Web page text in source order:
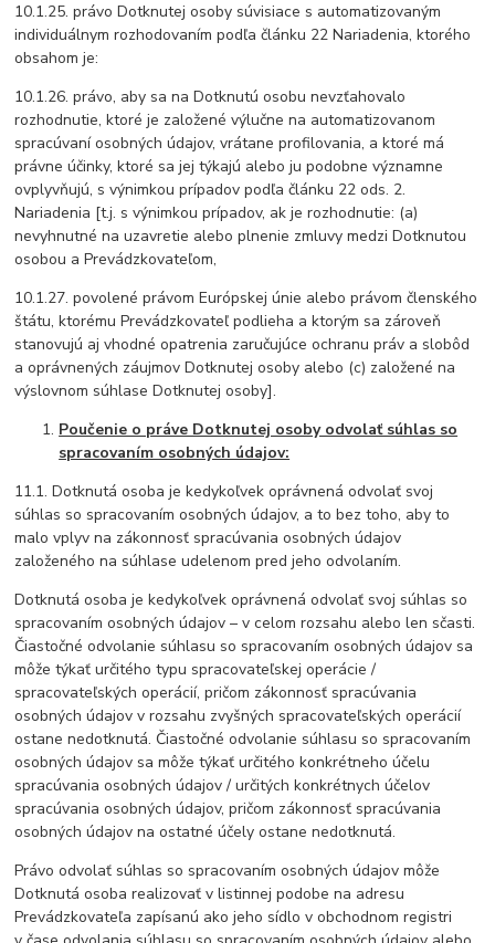
10.1.25. právo Dotknutej osoby súvisiace s automatizovaným
individuálnym rozhodovaním podľa článku 22 Nariadenia, ktorého
obsahom je:
10.1.26. právo, aby sa na Dotknutú osobu nevzťahovalo
rozhodnutie, ktoré je založené výlučne na automatizovanom
spracúvaní osobných údajov, vrátane profilovania, a ktoré má
právne účinky, ktoré sa jej týkajú alebo ju podobne významne
ovplyvňujú, s výnimkou prípadov podľa článku 22 ods. 2.
Nariadenia [t.j. s výnimkou prípadov, ak je rozhodnutie: (a)
nevyhnutné na uzavretie alebo plnenie zmluvy medzi Dotknutou
osobou a Prevádzkovateľom,
10.1.27. povolené právom Európskej únie alebo právom členského
štátu, ktorému Prevádzkovateľ podlieha a ktorým sa zároveň
stanovujú aj vhodné opatrenia zaručujúce ochranu práv a slobôd
a oprávnených záujmov Dotknutej osoby alebo (c) založené na
výslovnom súhlase Dotknutej osoby].
Poučenie o práve Dotknutej osoby odvolať súhlas so
spracovaním osobných údajov:
11.1. Dotknutá osoba je kedykoľvek oprávnená odvolať svoj
súhlas so spracovaním osobných údajov, a to bez toho, aby to
malo vplyv na zákonnosť spracúvania osobných údajov
založeného na súhlase udelenom pred jeho odvolaním.
Dotknutá osoba je kedykoľvek oprávnená odvolať svoj súhlas so
spracovaním osobných údajov – v celom rozsahu alebo len sčasti.
Čiastočné odvolanie súhlasu so spracovaním osobných údajov sa
môže týkať určitého typu spracovateľskej operácie /
spracovateľských operácií, pričom zákonnosť spracúvania
osobných údajov v rozsahu zvyšných spracovateľských operácií
ostane nedotknutá. Čiastočné odvolanie súhlasu so spracovaním
osobných údajov sa môže týkať určitého konkrétneho účelu
spracúvania osobných údajov / určitých konkrétnych účelov
spracúvania osobných údajov, pričom zákonnosť spracúvania
osobných údajov na ostatné účely ostane nedotknutá.
Právo odvolať súhlas so spracovaním osobných údajov môže
Dotknutá osoba realizovať v listinnej podobe na adresu
Prevádzkovateľa zapísanú ako jeho sídlo v obchodnom registri